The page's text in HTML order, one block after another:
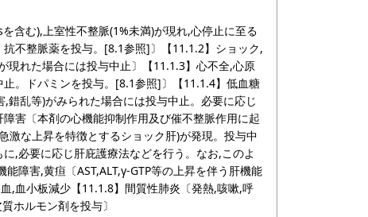
含む),上室性不整脈(1%未満)が現れ,心停止に至る
不整脈薬を投与。[8.1参照]〕【11.1.2】ショック,
現れた場合には投与中止〕【11.1.3】心不全,心原
。ドパミンを投与。[8.1参照]〕【11.1.4】低血糖
乱等)がみられた場合には投与中止。必要に応じ
害〔本剤の心機能抑制作用及び催不整脈作用に起
激な上昇を特徴とするショック肝)が発現。投与中
,必要に応じ肝庇護療法などを行う。なお,このよ
障害,黄疸〔AST,ALT,γ-GTP等の上昇を伴う肝機能
,血小板減少【11.1.8】間質性肺炎〔発熱,咳嗽,呼
ホルモン剤を投与〕